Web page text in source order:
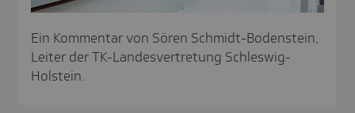
Ein Kommentar von Sören Schmidt-Bodenstein,
Leiter der TK-Landesvertretung Schleswig-
Holstein.